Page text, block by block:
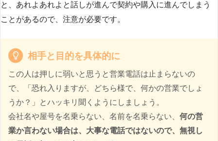
と、あれよあれよと話しが進んで契約や購入に進んでしまう
ことがあるので、注意が必要です。
相手と目的を具体的に
この人は押しに弱いと思うと営業電話は止まらないの
で、「恐れ入りますが、どちら様で、何かの営業でしょ
うか？」とハッキリ聞くようにしましょう。
会社名や屋号を名乗らない、名前を名乗らない、 何の営
業か言わない場合は、大事な電話ではないので、無視し